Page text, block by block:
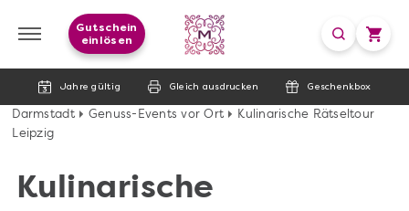
Jahre gültig Gleich ausdrucken Geschenkbox
Gutschein
einlösen
Darmstadt Genuss-Events vor Ort
Kulinarische Rätseltour
Leipzig
Kulinarische